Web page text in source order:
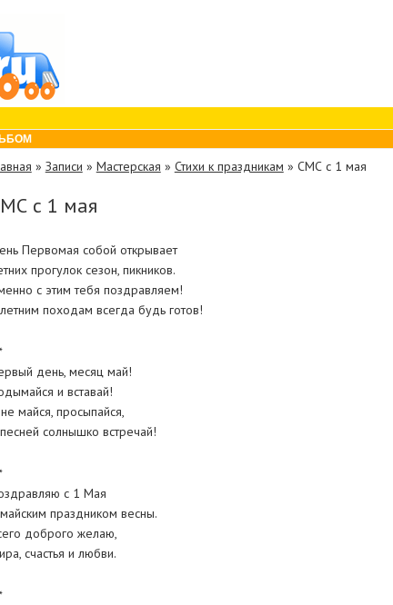
» Записи » Мастерская » Стихи к праздникам » СМС с 1 мая
с 1 мая
Первомая собой открывает
прогулок сезон, пикников.
с этим тебя поздравляем!
походам всегда будь готов!
день, месяц май!
и вставай!
майся, просыпайся,
солнышко встречай!
с 1 Мая
праздником весны.
доброго желаю,
счастья и любви.